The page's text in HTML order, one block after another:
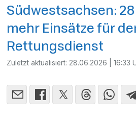
Südwestsachsen:
mehr Einsätze für
Rettungsdienst
Zuletzt aktualisiert: 28.06.2026 | 16:33